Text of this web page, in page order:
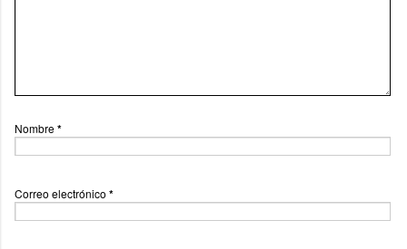
Nombre*
Correo electrónico *